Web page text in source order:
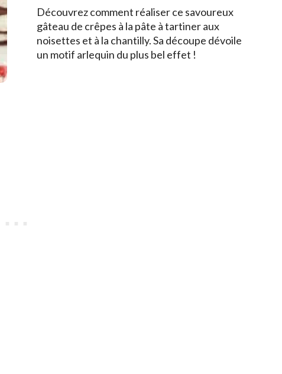
Découvrez comment réaliser ce savoureux
gâteau de crêpes à la pâte à tartiner aux
noisettes et à la chantilly. Sa découpe dévoile
un motif arlequin du plus bel effet !